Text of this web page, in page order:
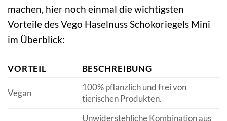
machen, hier noch einmal die wichtigsten
Vorteile des Vego Haselnuss Schokoriegels Mini
im Überblick:
VORTEIL BESCHREIBUNG
Vegan
100% pflanzlich und frei von
tierischen Produkten.
Unwiderstehliche Kombination aus